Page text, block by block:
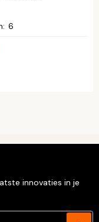
: 6
innovaties in je